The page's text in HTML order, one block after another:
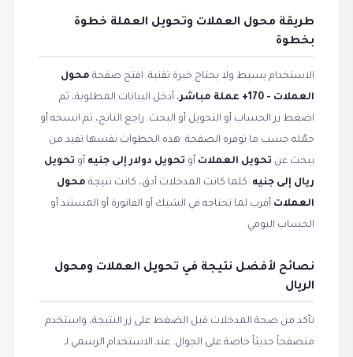
طريقة محول العملات وتحويل العملة خطوة
بخطوة
الاستخدام بسيط ولا يحتاج خبرة تقنية. افتح صفحة محول
العملات - 170+ عملة مباشر
، أدخل البيانات المطلوبة، ثم
اضغط زر الحساب أو التحويل أو البحث. راجع الناتج، ثم انسخه أو
حمّله حسب ما توفره الصفحة. هذه الخطوات نفسها تفيد من
يبحث عن تحويل العملات أو تحويل دولار إلى جنيه أو تحويل
ريال إلى جنيه. كلما كانت المدخلات أدق، كانت نتيجة محول
العملات أقرب لما تحتاجه في الشيك أو الفاتورة أو المستند أو
الحساب اليومي.
نصائح لأفضل نتيجة في تحويل العملات ومحول
الريال
تأكد من صحة المدخلات قبل الضغط على زر النتيجة، واستخدم
متصفحاً حديثاً خاصة على الجوال. عند الاستخدام الرسمي لـ